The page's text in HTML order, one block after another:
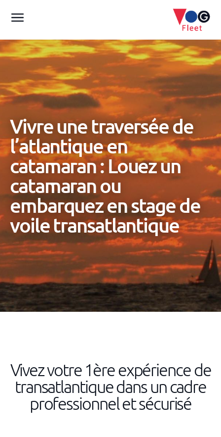
Vivre une traversée de
l’atlantique en
catamaran : Louez un
catamaran ou
embarquez en stage de
voile transatlantique
Vivez votre 1ère expérience de
transatlantique dans un cadre
professionnel et sécurisé